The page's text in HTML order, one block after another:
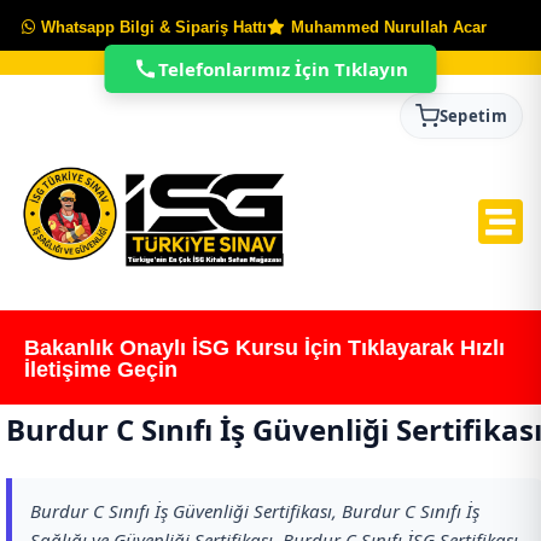
Whatsapp Bilgi & Sipariş Hattı Muhammed Nurullah Acar
Sepetim
Bakanlık Onaylı İSG Kursu İçin Tıklayarak Hızlı
İletişime Geçin
Burdur C Sınıfı İş Güvenliği Sertifikası
Burdur C Sınıfı İş Güvenliği Sertifikası, Burdur C Sınıfı İş
Telefonlarımız İçin Tıklayın